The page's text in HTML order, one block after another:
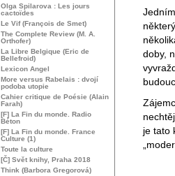
doby,
je tato
Olga Spilarova : Les jours
cactoïdes
Le Vif (François de Smet)
The Complete Review (M. A.
Orthofer)
La Libre Belgique (Eric de
Bellefroid)
Lexicon Angel
More versus Rabelais : dvojí
podoba utopie
Cahier critique de Poésie (Alain
Farah)
[F] La Fin du monde. Radio
Béton
[F] La Fin du monde. France
Culture (1)
Toute la culture
[Č] Svět knihy, Praha 2018
Think (Barbora Gregorová)